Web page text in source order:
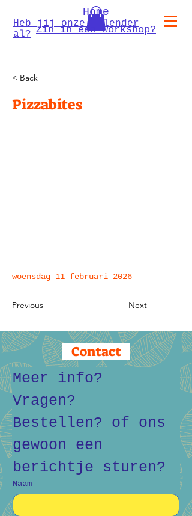
Heb jij onze kalender
al? Zin in een workshop?
Home
< Back
Pizzabites
woensdag 11 februari 2026
Previous Next
Contact
Meer info?
Vragen?
Bestellen? of ons
gewoon een
berichtje sturen?
Naam